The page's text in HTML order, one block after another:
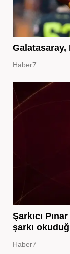
Galatasaray,
Haber7
Şarkıcı
şarkı
Haber7